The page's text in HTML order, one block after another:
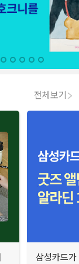
전체보기
삼성카드